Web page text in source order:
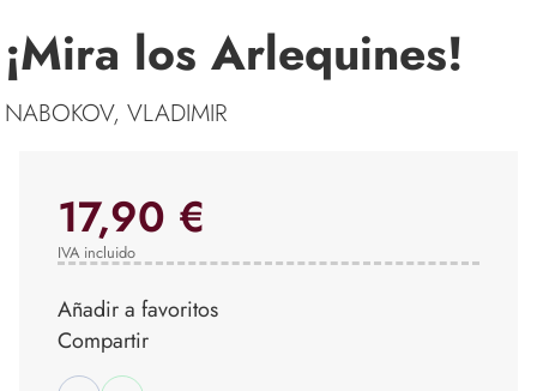
¡Mira los Arlequines!
NABOKOV, VLADIMIR
17,90 €
IVA incluido
Añadir a favoritos
Compartir